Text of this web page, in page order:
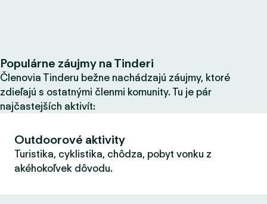
Populárne záujmy na Tinderi
Členovia Tinderu bežne nachádzajú záujmy, ktoré
zdieľajú s ostatnými členmi komunity. Tu je pár
najčastejších aktivít:
Outdoorové aktivity
Turistika, cyklistika, chôdza, pobyt vonku z
akéhokoľvek dôvodu.